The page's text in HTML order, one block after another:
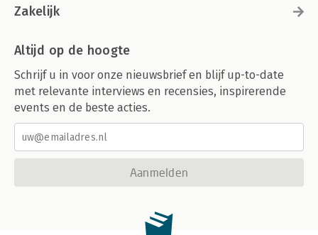
Zakelijk
Altijd op de hoogte
Schrijf u in voor onze nieuwsbrief en blijf up-to-date
met relevante interviews en recensies, inspirerende
events en de beste acties.
Aanmelden